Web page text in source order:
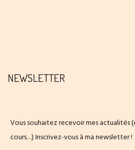
NEWSLETTER
Vous souhaitez recevoir mes actualités
cours…) Inscrivez-vous à ma newsletter !